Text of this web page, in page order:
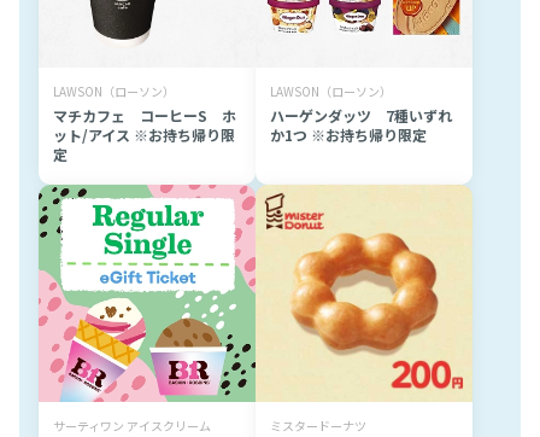
LAWSON（ローソン）
マチカフェ コーヒーS ホ
ット/アイス ※お持ち帰り限
定
LAWSON（ローソン）
ハーゲンダッツ 7種いずれ
か1つ ※お持ち帰り限定
サーティワン アイスクリーム ミスタードーナツ